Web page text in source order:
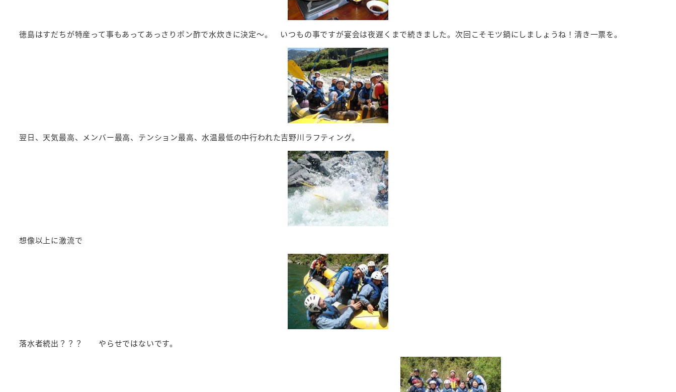
徳島はすだちが特産って事もあってあっさりポン酢で水炊きに決定～。 いつもの事ですが宴会は夜遅くまで続きました。次回こそモツ鍋にしましょうね！清き一票を。
翌日、天気最高、メンバー最高、テンション最高、水温最低の中行われた吉野川ラフティング。
想像以上に激流で
落水者続出？？？ やらせではないです。